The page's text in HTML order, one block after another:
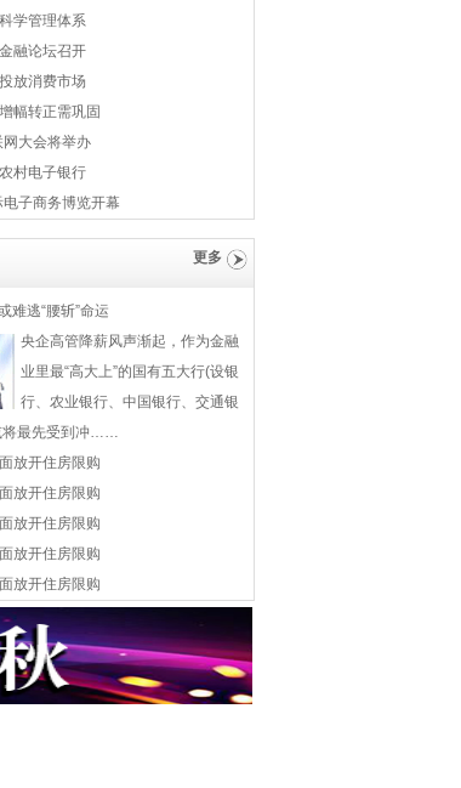
学管理体系
融论坛召开
放消费市场
幅转正需巩固
大会将举办
村电子银行
子商务博览开幕
更多
难逃“腰斩”命运
央企高管降薪风声渐起，作为金融
业里最“高大上”的国有五大行(设银
行、农业银行、中国银行、交通银
将最先受到冲……
放开住房限购
放开住房限购
放开住房限购
放开住房限购
放开住房限购